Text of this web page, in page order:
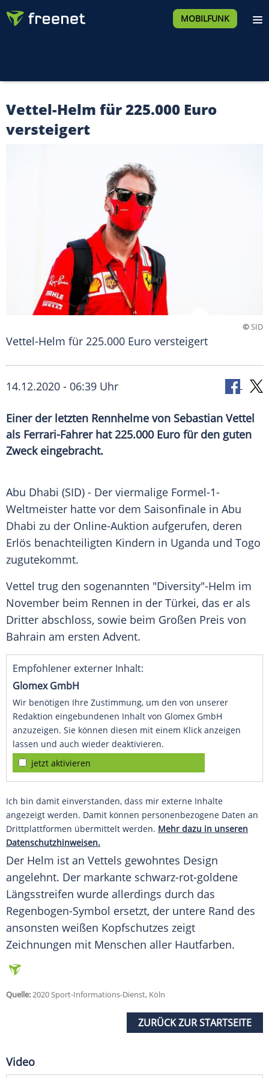
MOBILFUNK
Vettel-Helm für 225.000 Euro
versteigert
©SID
Vettel-Helm für 225.000 Euro versteigert
14.12.2020 - 06:39 Uhr
Einer der letzten Rennhelme von Sebastian Vettel
als Ferrari-Fahrer hat 225.000 Euro für den guten
Zweck eingebracht.
Abu Dhabi (SID) - Der viermalige Formel-1-
Weltmeister hatte vor dem Saisonfinale in Abu
Dhabi zu der Online-Auktion aufgerufen, deren
Erlös benachteiligten Kindern in Uganda und Togo
zugutekommt.
Vettel trug den sogenannten "Diversity"-Helm im
November beim Rennen in der Türkei, das er als
Dritter abschloss, sowie beim Großen Preis von
Bahrain am ersten Advent.
Empfohlener externer Inhalt:
Glomex GmbH
Wir benötigen Ihre Zustimmung, um den von unserer
Redaktion eingebundenen Inhalt von Glomex GmbH
anzuzeigen. Sie können diesen mit einem Klick anzeigen
lassen und auch wieder deaktivieren.
jetzt aktivieren
Ich bin damit einverstanden, dass mir externe Inhalte
angezeigt werden. Damit können personenbezogene Daten an
Drittplattformen übermittelt werden. Mehr dazu in unseren
Datenschutzhinweisen.
Der Helm ist an Vettels gewohntes Design
angelehnt. Der markante schwarz-rot-goldene
Längsstreifen wurde allerdings durch das
Regenbogen-Symbol ersetzt, der untere Rand des
ansonsten weißen Kopfschutzes zeigt
Zeichnungen mit Menschen aller Hautfarben.
Quelle:2020 Sport-Informations-Dienst, Köln
ZURÜCK ZUR STARTSEITE
Video